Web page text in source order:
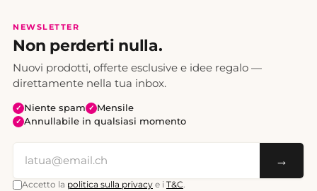
NEWSLETTER
Non perderti nulla.
Nuovi prodotti, offerte esclusive e idee regalo —
direttamente nella tua inbox.
✓ Niente spam ✓ Mensile
✓ Annullabile in qualsiasi momento
→
Accetto la politica sulla privacy e i T&C.